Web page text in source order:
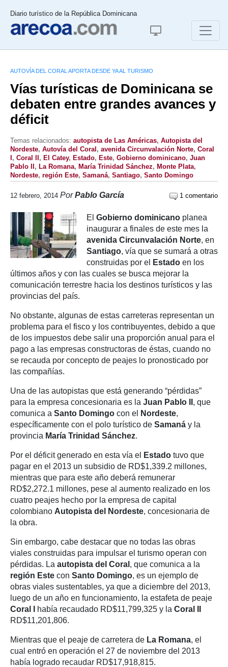
Diario turístico de la República Dominicana
AUTOVÍA DEL CORAL APORTA DESDE YA AL TURISMO
Vías turísticas de Dominicana se
debaten entre grandes avances y
déficit
Temas relacionados: autopista de Las Américas, Autopista del
Nordeste, Autovía del Coral , avenida Circunvalación Norte, Coral
, Coral II , El Catey, Estado, Este, Gobierno dominicano, Juan
Pablo II , La Romana, María Trinidad Sánchez, Monte Plata,
Nordeste, región Este, Samaná, Santiago, Santo Domingo
12 febrero, 2014 PorPablo García 1 comentario
El Gobierno dominicano planea
inaugurar a finales de este mes la
avenida Circunvalación Norte, en
Santiago, vía que se sumará a otras
construidas por el
Estado en los
últimos años y con las cuales se busca mejorar la
comunicación terrestre hacia los destinos turísticos y las
provincias del país.
No obstante, algunas de estas carreteras representan un
problema para el fisco y los contribuyentes, debido a que
de los impuestos debe salir una proporción anual para el
pago a las empresas constructoras de éstas, cuando no
se recauda por concepto de peajes lo pronosticado por
las compañías.
Una de las autopistas que está generando “pérdidas”
para la empresa concesionaria es la Juan Pablo
, que
comunica a Santo Domingo con el Nordeste,
específicamente con el polo turístico de Samaná y la
provincia María Trinidad Sánchez.
Por el déficit generado en esta vía el Estado tuvo que
pagar en el 2013 un subsidio de RD$1,339.2 millones,
mientras que para este año deberá remunerar
RD$2,272.1 millones, pese al aumento realizado en los
cuatro peajes hecho por la empresa de capital
colombiano Autopista del Nordeste, concesionaria de
la obra.
Sin embargo, cabe destacar que no todas las obras
viales construidas para impulsar el turismo operan con
pérdidas. La autopista del Coral , que comunica a la
región Este con Santo Domingo, es un ejemplo de
obras viales sustentables, ya que a diciembre del 2013,
luego de un año en funcionamiento, la estafeta de peaje
Coral I
había recaudado RD$11,799,325 y la Coral II
RD$11,201,806.
Mientras que el peaje de carretera de La Romana, el
cual entró en operación el 27 de noviembre del 2013
había logrado recaudar RD$17,918,815.